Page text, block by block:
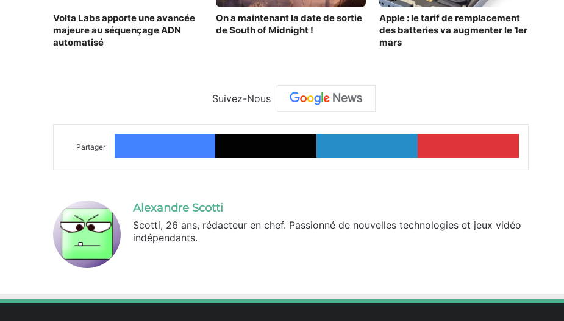
Volta Labs apporte une avancée
majeure au séquençage ADN
automatisé
On a maintenant la date de sortie
de South of Midnight !
Apple : le tarif de remplacement
des batteries va augmenter le 1er
mars
Suivez-Nous
Partager
Facebook X Linkedin Pinterest
Alexandre Scotti
Scotti, 26 ans, rédacteur en chef. Passionné de nouvelles technologies et jeux vidéo
indépendants.